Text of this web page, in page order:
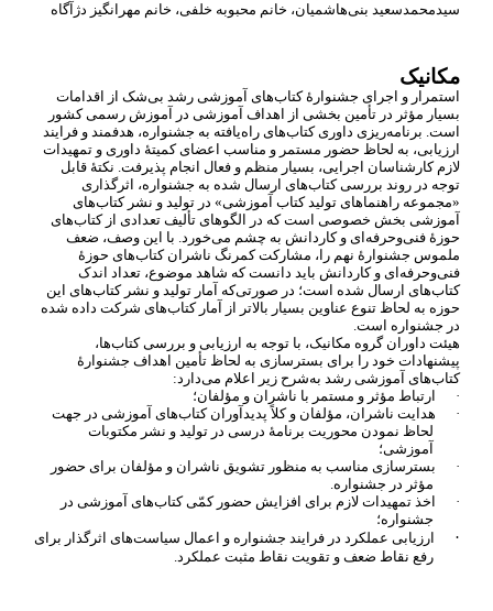
سیدمحمدسعید بنیهاشمیان، خانم محبوبه خلفی، خانم مهرانگیز دژآگاه
مکانیک
استمرار و اجرای جشنوارۀ کتابهای آموزشی رشد بیشک از اقدامات
بسیار مؤثر در تأمین بخشی از اهداف آموزشی در آموزش رسمی کشور
است. برنامهریزی داوری کتابهای راهیافته به جشنواره، هدفمند و فرایند
ارزیابی، به لحاظ حضور مستمر و مناسب اعضای کمیتۀ داوری و تمهیدات
لازم کارشناسان اجرایی، بسیار منظم و فعال انجام پذیرفت. نکتۀ قابل
توجه در روند بررسی کتابهای ارسال شده به جشنواره، اثرگذاری
«مجموعه راهنماهای تولید کتاب آموزشی» در تولید و نشر کتابهای
آموزشی بخش خصوصی است که در الگوهای تألیف تعدادی از کتابهای
حوزۀ فنیوحرفه ای و کاردانش به چشم میخورد. با این وصف، ضعف
ملموس جشنوارۀ نهم را، مشارکت کمرنگ ناشران کتابهای حوزۀ
فنیوحرفه ای و کاردانش باید دانست که شاهد موضوع، تعداد اندک
کتابهای ارسال شده است؛ در صورتیکه آمار تولید و نشر کتابهای این
حوزه به لحاظ تنوع عناوین بسیار بالاتر از آمار کتابهای شرکت داده شده
در جشنواره است.
هیئت داوران گروه مکانیک، با توجه به ارزیابی و بررسی کتابها،
پیشنهادات خود را برای بسترسازی به لحاظ تأمین اهداف جشنوارۀ
کتابهای آموزشی رشد بهشرح زیر اعلام میدارد:
·
ارتباط مؤثر و مستمر با ناشران و مؤلفان؛
·
هدایت ناشران، مؤلفان و کلاً پدیدآوران کتابهای آموزشی در جهت
لحاظ نمودن محوریت برنامۀ درسی در تولید و نشر مکتوبات
آموزشی؛
·
بسترسازی مناسب به منظور تشویق ناشران و مؤلفان برای حضور
مؤثر در جشنواره.
·
اخذ تمهیدات لازم برای افزایش حضور کمّی کتابهای آموزشی در
جشنواره؛
· ارزیابی عملکرد در فرایند جشنواره و اعمال سیاستهای اثرگذار برای
رفع نقاط ضعف و تقویت نقاط مثبت عملکرد.